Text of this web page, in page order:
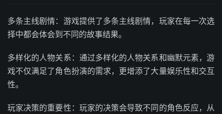
多条主线剧情：游戏提供了多条主线剧情，玩家在每一次选
择中都会体会到不同的故事结果。
多样化的人物关系：通过多样化的人物关系和幽默元素，游
戏不仅满足了角色扮演的需求，更增添了大量娱乐性和交互
性。
玩家决策的重要性：玩家的决策会导致不同的角色反应，从